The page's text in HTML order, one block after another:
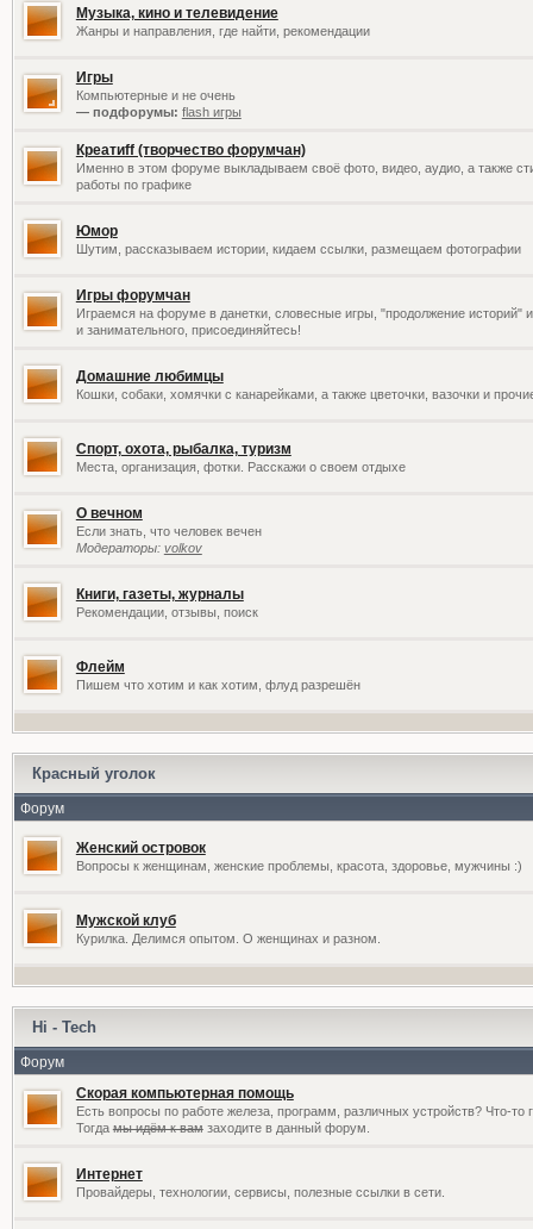
Музыка, кино и телевидение
Жанры и направления, где найти, рекомендации
Игры
Компьютерные и не очень
— подфорумы: flash игры
Креатиff (творчество форумчан)
Именно в этом форуме выкладываем своё фото, видео, аудио, а также
работы по графике
Юмор
Шутим, рассказываем истории, кидаем ссылки, размещаем фотографии
Игры форумчан
Играемся на форуме в данетки, словесные игры, "продолжение историй"
и занимательного, присоединяйтесь!
Домашние любимцы
Кошки, собаки, хомячки с канарейками, а также цветочки, вазочки и
Спорт, охота, рыбалка, туризм
Места, организация, фотки. Расскажи о своем отдыхе
О вечном
Если знать, что человек вечен
Модераторы: volkov
Книги, газеты, журналы
Рекомендации, отзывы, поиск
Флейм
Пишем что хотим и как хотим, флуд разрешён
Красный уголок
Форум
Женский островок
Вопросы к женщинам, женские проблемы, красота, здоровье, мужчины :)
Мужской клуб
Курилка. Делимся опытом. О женщинах и разном.
Hi - Tech
Форум
Скорая компьютерная помощь
Есть вопросы по работе железа, программ, различных устройств? Что-то
Тогдамы идём к вамзаходите в данный форум.
Интернет
Провайдеры, технологии, сервисы, полезные ссылки в сети.